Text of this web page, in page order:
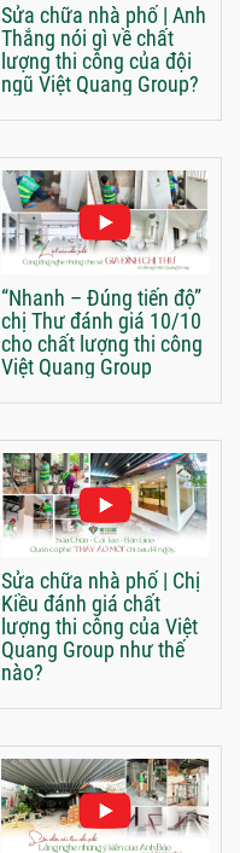
Sửa chữa nhà phố | Anh
Thắng nói gì về chất
lượng thi công của đội
ngũ Việt Quang Group?
“Nhanh – Đúng tiến độ”
chị Thư đánh giá 10/10
cho chất lượng thi công
Việt Quang Group
Sửa chữa nhà phố | Chị
Kiều đánh giá chất
lượng thi công của Việt
Quang Group như thế
nào?